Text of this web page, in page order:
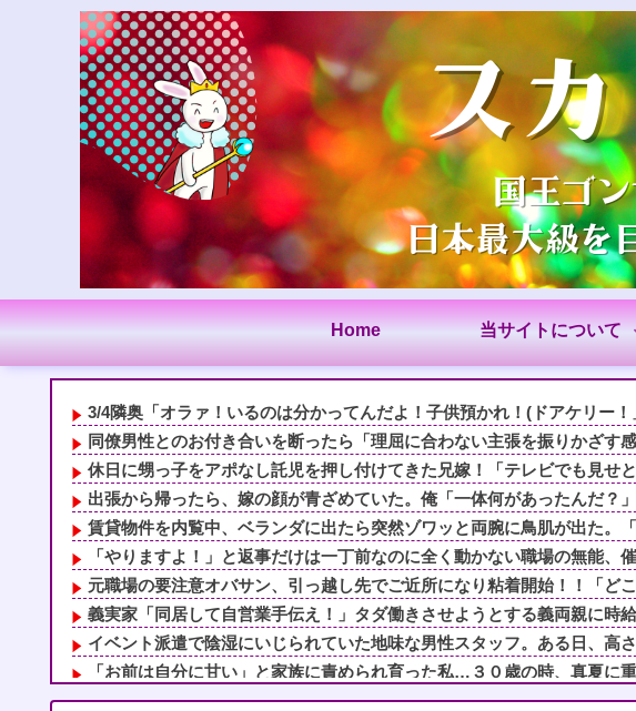
Home 当サイトについて
3/4隣奥「オラァ！いるのは分かってんだよ！子供預かれ！(ドアケリー！
同僚男性とのお付き合いを断ったら「理屈に合わない主張を振りかざす
休日に甥っ子をアポなし託児を押し付けてきた兄嫁！「テレビでも見せ
出張から帰ったら、嫁の顔が青ざめていた。俺「一体何があったんだ？
賃貸物件を内覧中、ベランダに出たら突然ゾワッと両腕に鳥肌が出た。
「やりますよ！」と返事だけは一丁前なのに全く動かない職場の無能、
元職場の要注意オバサン、引っ越し先でご近所になり粘着開始！！「ど
義実家「同居して自営業手伝え！」タダ働きさせようとする義両親に時
イベント派遣で陰湿にいじられていた地味な男性スタッフ。ある日、高
「お前は自分に甘い」と家族に責められ育った私…３０歳の時、真夏に
母「おばあちゃんが従兄弟と結婚させようとしてる」私「ちょうどいい